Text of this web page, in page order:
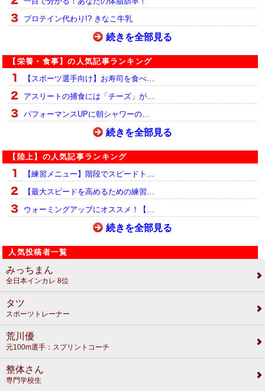
プロテイン代わり!? きなこ牛乳
続きを全部見る
【栄養・食事】の人気記事ランキング
【スポーツ選手向け】お寿司を食べ…
アスリートの捕食には「チーズ」が…
パフォーマンスUPに朝シャワーの…
続きを全部見る
【陸上】の人気記事ランキング
【練習メニュー】階段でスピードト…
【最大スピードを高めるための練習…
ウォーミングアップにオススメ！【…
続きを全部見る
人気投稿者一覧
みっちまん
全日本インカレ 8位
タツ
スポーツトレーナー
荒川優
元100m選手：スプリントコーチ
整体さん
専門学校生